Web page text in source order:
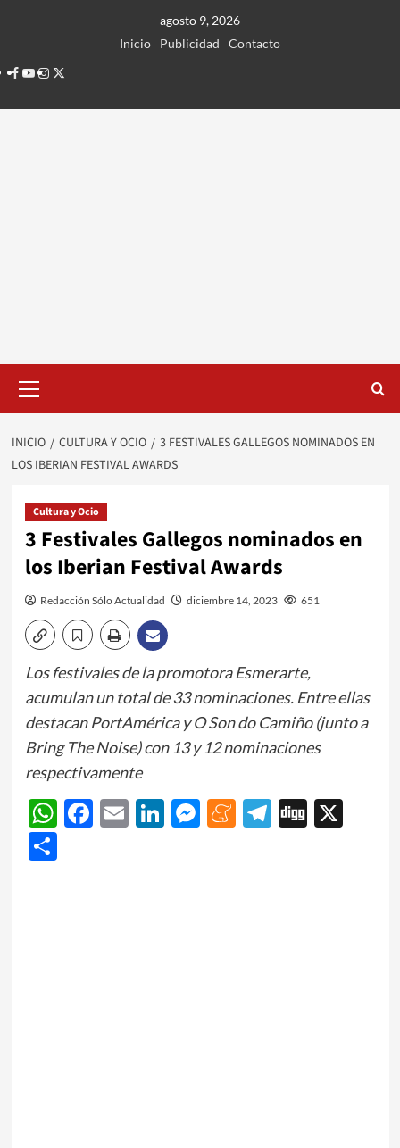
agosto 9, 2026
Inicio
Publicidad
Contacto
Facebook
Youtube
Instagram
Twitter
principal
INICIO CULTURA Y OCIO
3 FESTIVALES GALLEGOS NOMINADOS EN
LOS IBERIAN FESTIVAL AWARDS
Cultura y Ocio
3 Festivales Gallegos nominados en
los Iberian Festival Awards
Redacción Sólo Actualidad diciembre 14, 2023 651
Los festivales de la promotora Esmerarte,
acumulan un total de 33 nominaciones. Entre ellas
destacan PortAmérica y O Son do Camiño (junto a
Bring The Noise) con 13 y 12 nominaciones
respectivamente
WhatsApp
Facebook
EmailLinkedIn
Messenger
Meneame
Telegram
Digg
X
Share